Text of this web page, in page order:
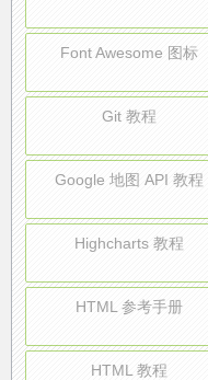
Font Awesome 图标
Git 教程
Google 地图 API 教程
Highcharts 教程
HTML 参考手册
HTML 教程